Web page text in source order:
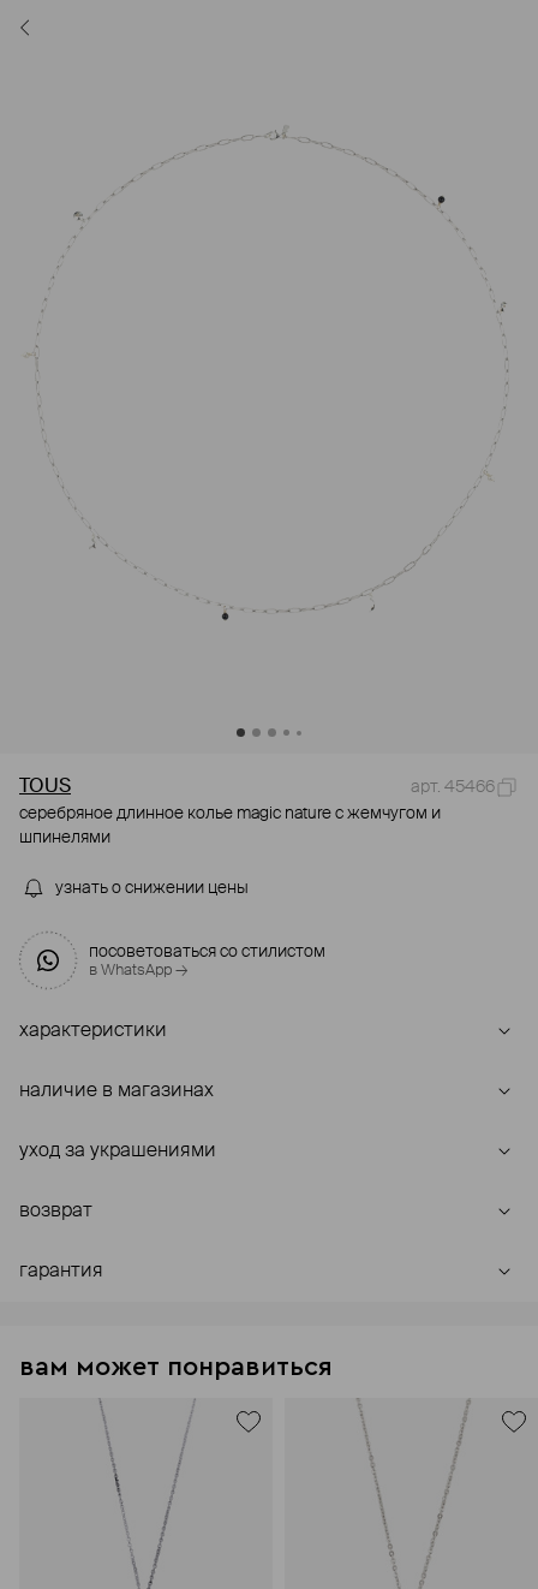
TOUS
арт. 45466
серебряное длинное колье magic nature с жемчугом и
шпинелями
узнать о снижении цены
посоветоваться со стилистом
в WhatsApp →
характеристики
наличие в магазинах
уход за украшениями
возврат
гарантия
вам может понравиться